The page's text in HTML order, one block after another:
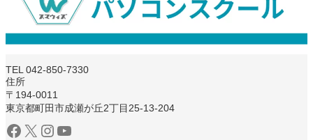
TEL 042-850-7330
住所
〒194-0011
東京都町田市成瀬が丘2丁目25-13-204
Facebook X Instagram YouTube